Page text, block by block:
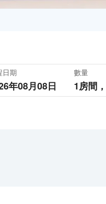
日期
年08月08日
數量
1房間，